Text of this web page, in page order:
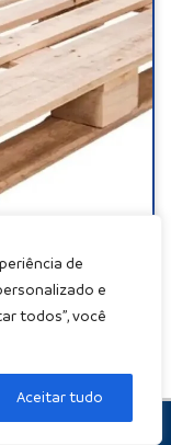
de
e
todos”, você
Aceitar tudo
depósitos e
armazenados e
E no
alguns aspectos
TE LIGAMOS